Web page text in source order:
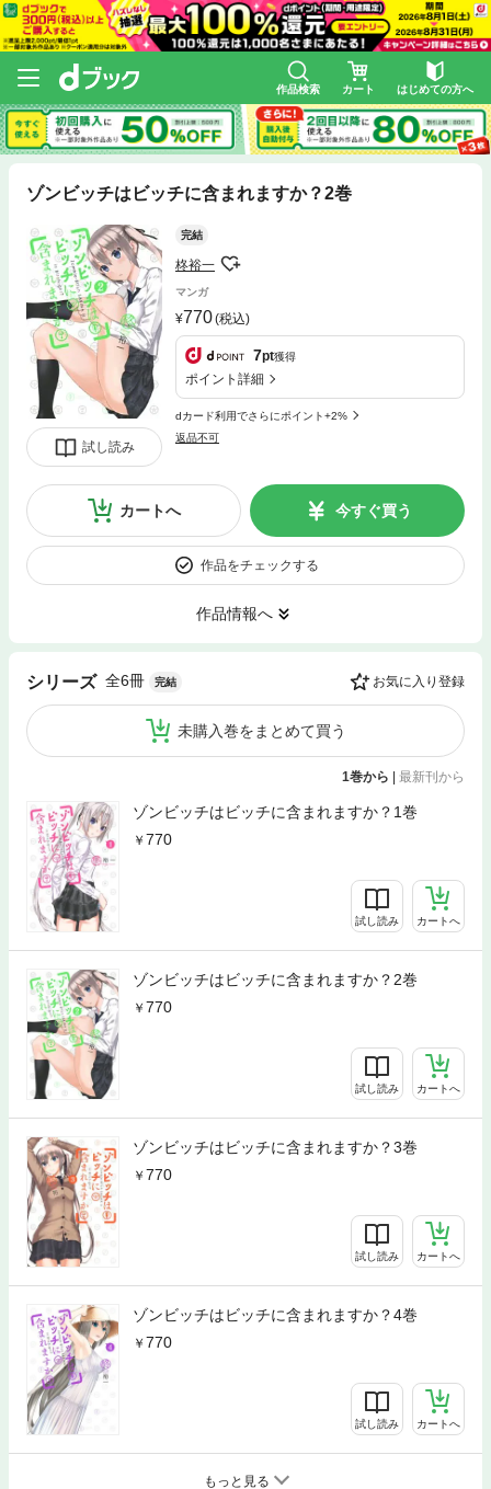
作品検索 カート はじめての方へ
ゾンビッチはビッチに含まれますか？2巻
試し読み
完結
柊裕一
マンガ
770(税込)
7pt獲得
ポイント詳細
dカード利用でさらにポイント+2%
返品不可
カートへ 今すぐ買う
作品をチェックする
作品情報へ
シリーズ 全6冊 完結 お気に入り登録
未購入巻をまとめて買う
1巻から | 最新刊から
ゾンビッチはビッチに含まれますか？1巻
770
試し読み カートへ
ゾンビッチはビッチに含まれますか？2巻
770
試し読み カートへ
ゾンビッチはビッチに含まれますか？3巻
770
試し読み カートへ
ゾンビッチはビッチに含まれますか？4巻
770
試し読み カートへ
もっと見る